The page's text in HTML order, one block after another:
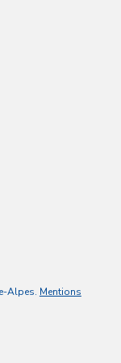
Alpes. Mentions